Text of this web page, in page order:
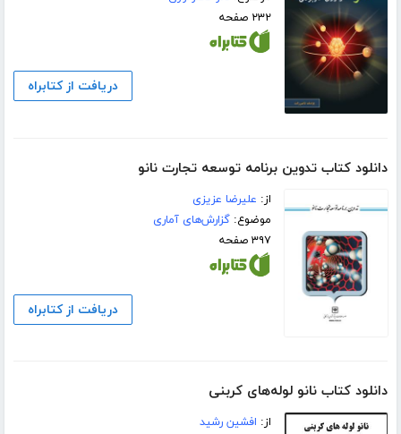
۲۳۲ صفحه
دریافت از کتابراه
دانلود کتاب تدوین برنامه توسعه تجارت نانو
از: علیرضا عزیزی
موضوع:گزارش‌های آماری
۳۹۷ صفحه
دریافت از کتابراه
دانلود کتاب نانو لوله‌های کربنی
از: افشین رشید